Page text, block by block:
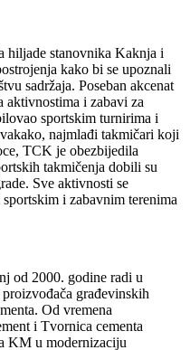
hiljade stanovnika Kaknja i
kako bi se upoznali
sadržaja. Poseban akcenat
aktivnostima i zabavi za
sportskim turnirima i
najmlađi takmičari koji
TCK je obezbijedila
takmičenja dobili su
Sve aktivnosti se
i zabavnim terenima
od 2000. godine radi u
građevinskih
Od vremena
i Tvornica cementa
KM u modernizaciju